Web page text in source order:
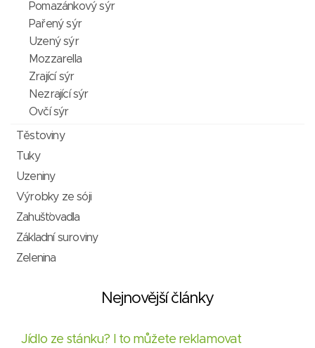
Pomazánkový sýr
Pařený sýr
Uzený sýr
Mozzarella
Zrající sýr
Nezrající sýr
Ovčí sýr
Těstoviny
Tuky
Uzeniny
Výrobky ze sóji
Zahušťovadla
Základní suroviny
Zelenina
Nejnovější články
Jídlo ze stánku? I to můžete reklamovat